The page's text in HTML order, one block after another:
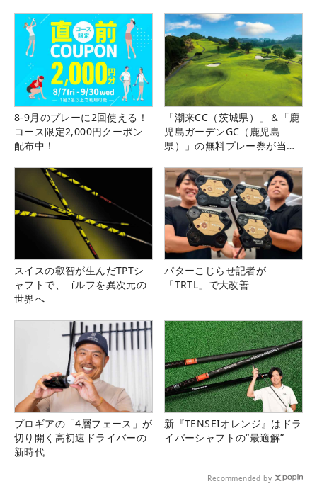
8-9月のプレーに2回使える！
コース限定2,000円クーポン
配布中！
「潮来CC（茨城県）」＆「鹿
児島ガーデンGC（鹿児島
県）」の無料プレー券が当た
スイスの叡智が生んだTPTシ
ャフトで、ゴルフを異次元の
世界へ
パターこじらせ記者が
「TRTL」で大改善
プロギアの「4層フェース」が
切り開く高初速ドライバーの
新時代
新『TENSEIオレンジ』はドラ
イバーシャフトの“最適解”
Recommended by